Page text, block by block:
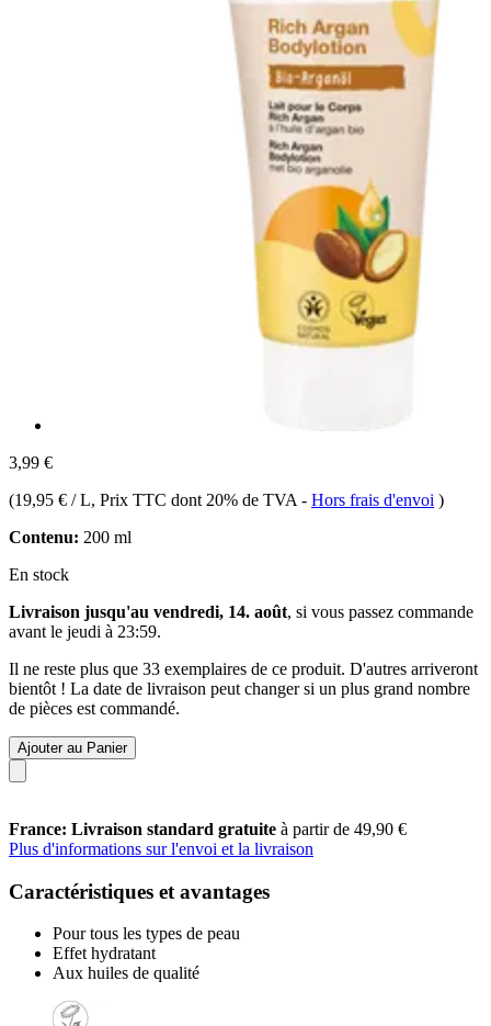
3,99 €
(19,95 € / L, Prix TTC dont 20% de TVA - Hors frais d'envoi )
Contenu: 200 ml
En stock
Livraison jusqu'au vendredi, 14. août, si vous passez commande
avant le jeudi à 23:59.
Il ne reste plus que 33 exemplaires de ce produit. D'autres arriveront
bientôt ! La date de livraison peut changer si un plus grand nombre
de pièces est commandé.
Ajouter au Panier
France: Livraison standard gratuite à partir de 49,90 €
Plus d'informations sur l'envoi et la livraison
Caractéristiques et avantages
Pour tous les types de peau
Effet hydratant
Aux huiles de qualité